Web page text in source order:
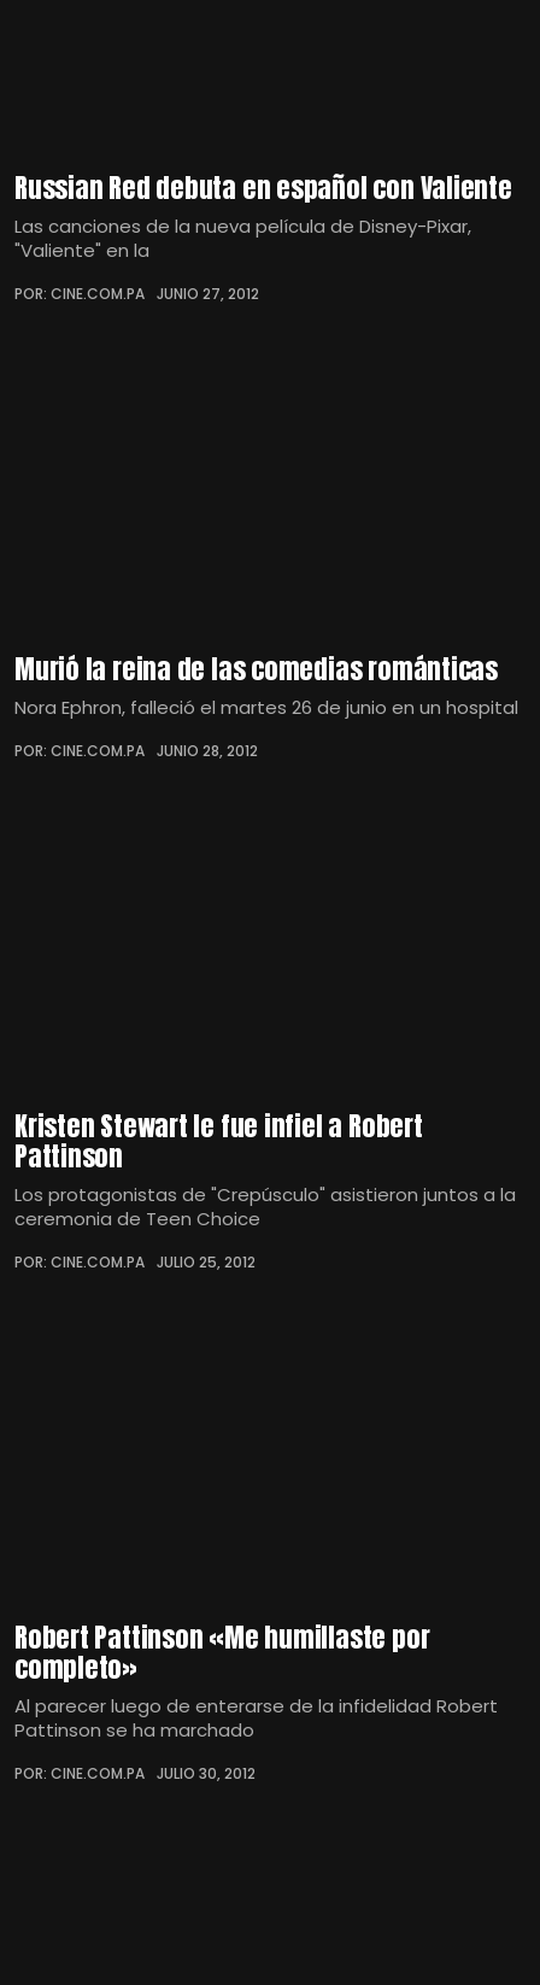
Russian Red debuta en español con Valiente
Las canciones de la nueva película de Disney-Pixar,
"Valiente" en la
POR: CINE.COM.PA JUNIO 27, 2012
Murió la reina de las comedias románticas
Nora Ephron, falleció el martes 26 de junio en un hospital
POR: CINE.COM.PA JUNIO 28, 2012
Kristen Stewart le fue infiel a Robert
Pattinson
Los protagonistas de "Crepúsculo" asistieron juntos a la
ceremonia de Teen Choice
POR: CINE.COM.PA JULIO 25, 2012
Robert Pattinson «Me humillaste por
completo»
Al parecer luego de enterarse de la infidelidad Robert
Pattinson se ha marchado
POR: CINE.COM.PA JULIO 30, 2012